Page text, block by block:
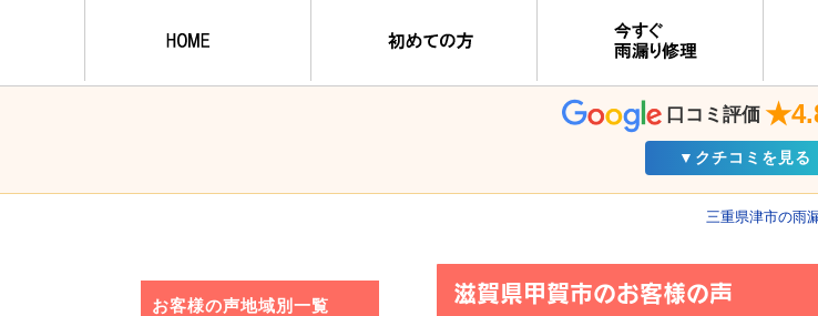
口コミ評価
▼クチコミを見る
三重県津市の雨
滋賀県甲賀市のお客様の声
お客様の声地域別一覧